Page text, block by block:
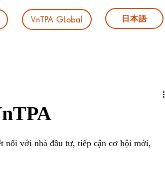
VnTPA GLobal 日本語
nối với nhà đầu tư, tiếp cận cơ hội mới,